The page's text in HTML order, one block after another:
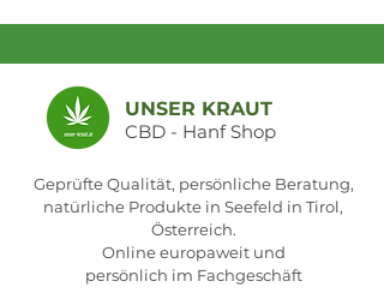
UNSER KRAUT
CBD - Hanf Shop
Geprüfte Qualität, persönliche Beratung,
natürliche Produkte in Seefeld in Tirol,
Österreich.
Online europaweit und
persönlich im Fachgeschäft